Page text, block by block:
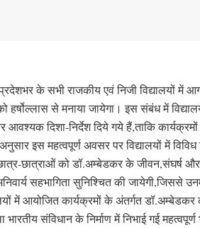
के सभी राजकीय एवं निजी विद्यालयों में
हर्षोल्लास से मनाया जायेगा। इस संबंध में
आवश्यक दिशा-निर्देश दिये गये हैं,ताकि
इस महत्वपूर्ण अवसर पर विद्यालयों में
छात्राओं को डॉ.अम्बेडकर के जीवन,संघर्ष
सहभागिता सुनिश्चित की जायेगी,जिससे
में आयोजित कार्यक्रमों के अंतर्गत डॉ.अम्बेडकर
संविधान के निर्माण में निभाई गई